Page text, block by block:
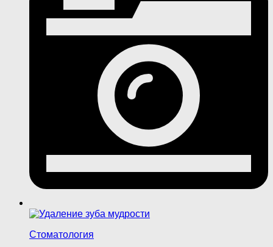
Стоматология